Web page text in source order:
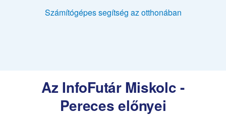
Számítógépes segítség az otthonában
Az InfoFutár Miskolc -
Pereces előnyei